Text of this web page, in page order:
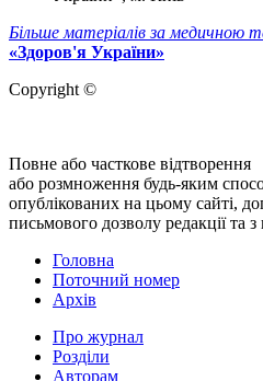
Більше матеріалів за медичною
«Здоров'я України»
Copyright ©
Повне або часткове відтворення
або розмноження будь-яким
опублікованих на цьому сайті,
письмового дозволу редакції та
Головна
Поточний номер
Архів
Про журнал
Розділи
Авторам